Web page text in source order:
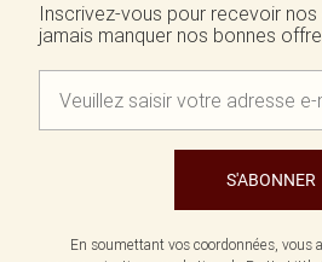
Inscrivez-vous pour recevoir nos
jamais manquer nos bonnes
S'ABONNER
En soumettant vos coordonnées, vous